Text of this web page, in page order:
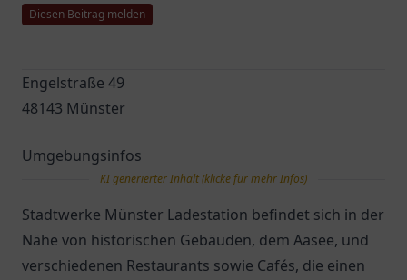
Diesen Beitrag melden
Engelstraße 49
48143 Münster
Umgebungsinfos
KI generierter Inhalt (klicke für mehr Infos)
Stadtwerke Münster Ladestation befindet sich in der
Nähe von historischen Gebäuden, dem Aasee, und
verschiedenen Restaurants sowie Cafés, die einen